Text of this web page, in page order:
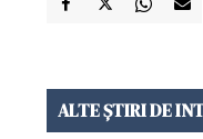
ALTE ȘTIRI DE